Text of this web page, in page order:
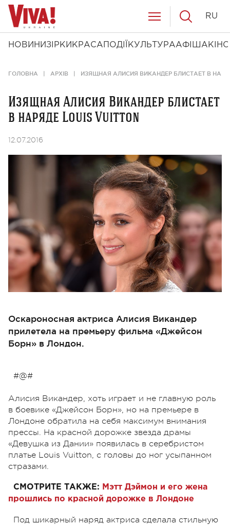
НОВИНИ ЗІРКИ КРАСА ПОДІЇ КУЛЬТУРААФІША КІНО
RU
ГОЛОВНА АРХІВ ИЗЯЩНАЯ АЛИСИЯ ВИКАНДЕР БЛИСТАЕТ В
Изящная Алисия Викандер блистает
в наряде Louis Vuitton
12.07.2016
Оскароносная актриса Алисия Викандер
прилетела на премьеру фильма «Джейсон
Борн» в Лондон.
#@#
Алисия Викандер, хоть играет и не главную роль
в боевике «Джейсон Борн», но на премьере в
Лондоне обратила на себя максимум внимания
прессы. На красной дорожке звезда драмы
«Девушка из Дании» появилась в серебристом
платье Louis Vuitton, с головы до ног усыпанном
стразами.
СМОТРИТЕ ТАКЖЕ: Мэтт Дэймон и его жена
прошлись по красной дорожке в Лондоне
Под шикарный наряд актриса сделала стильную